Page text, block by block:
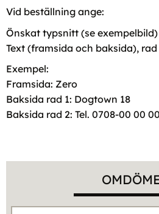
Vid beställning ange:
Önskat typsnitt (se exempelbild)
Text (framsida och baksida), rad
Exempel:
Framsida: Zero
Baksida rad 1: Dogtown 18
Baksida rad 2: Tel. 0708-00 00 00